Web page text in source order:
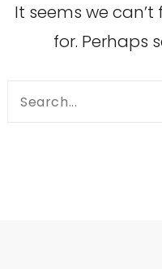
It seems we
for. Perhaps